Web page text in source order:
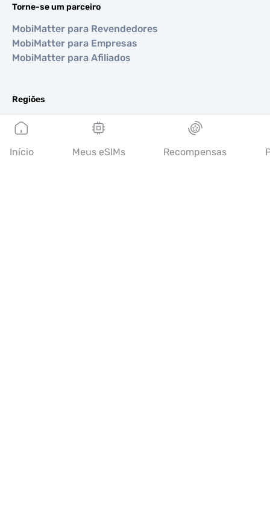
Torne-se um parceiro
MobiMatter para Revendedores
MobiMatter para Empresas
MobiMatter para Afiliados
Regiões
eSIM para Europa
eSIM para Ásia
eSIM para Américas
Início Meus eSIMs Recompensas